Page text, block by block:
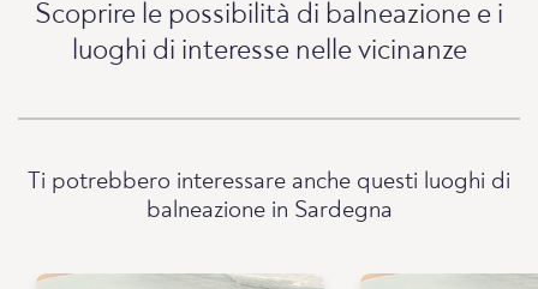
Scoprire le possibilità di balneazione e i
luoghi di interesse nelle vicinanze
Ti potrebbero interessare anche questi luoghi di
balneazione in Sardegna